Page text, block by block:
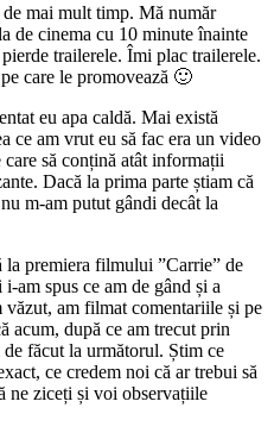
mai mult timp. Mă număr
de cinema cu 10 minute înainte
trailerele. Îmi plac trailerele.
care le promovează 🙂
eu apa caldă. Mai există
ce am vrut eu să fac era un video
să conțină atât informații
Dacă la prima parte știam că
m-am putut gândi decât la
premiera filmului ”Carrie” de
am spus ce am de gând și a
am filmat comentariile și pe
acum, după ce am trecut prin
de făcut la următorul. Știm ce
ce credem noi că ar trebui să
ne ziceți și voi observațiile